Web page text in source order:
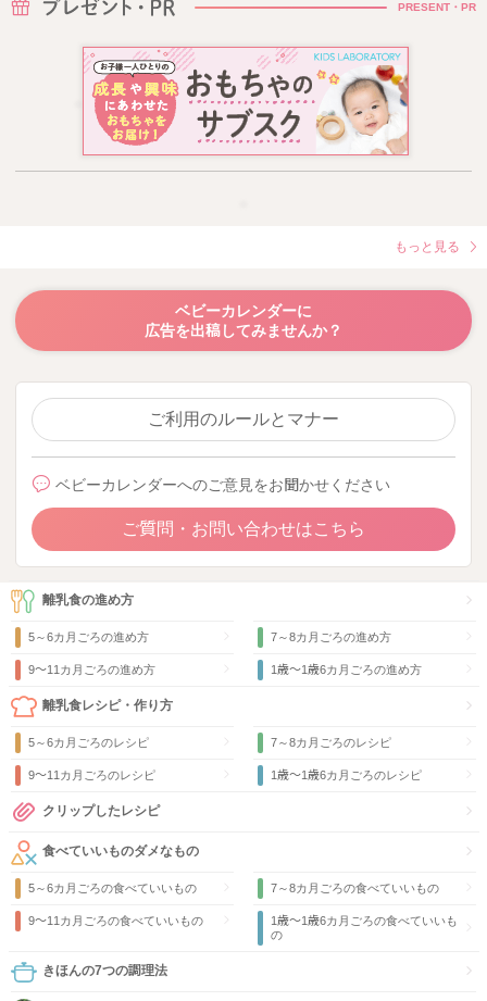
PRESENT・PR
もっと見る
ベビーカレンダーに
広告を出稿してみませんか？
ご利用のルールとマナー
ベビーカレンダーへのご意見をお聞かせください
ご質問・お問い合わせはこちら
離乳食の進め方
5～6カ月ごろの進め方 7～8カ月ごろの進め方
9〜11カ月ごろの進め方 1歳〜1歳6カ月ごろの進め方
離乳食レシピ・作り方
5～6カ月ごろのレシピ 7～8カ月ごろのレシピ
9〜11カ月ごろのレシピ 1歳〜1歳6カ月ごろのレシピ
クリップしたレシピ
食べていいものダメなもの
5～6カ月ごろの食べていいもの 7～8カ月ごろの食べていいもの
9〜11カ月ごろの食べていいもの
1歳〜1歳6カ月ごろの食べていいも
の
きほんの7つの調理法